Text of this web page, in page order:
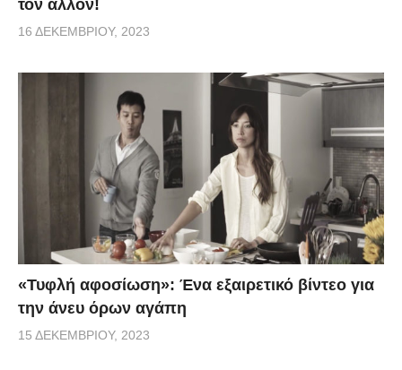
τον άλλον!
16 ΔΕΚΕΜΒΡΊΟΥ, 2023
«Τυφλή αφοσίωση»: Ένα εξαιρετικό βίντεο για
την άνευ όρων αγάπη
15 ΔΕΚΕΜΒΡΊΟΥ, 2023